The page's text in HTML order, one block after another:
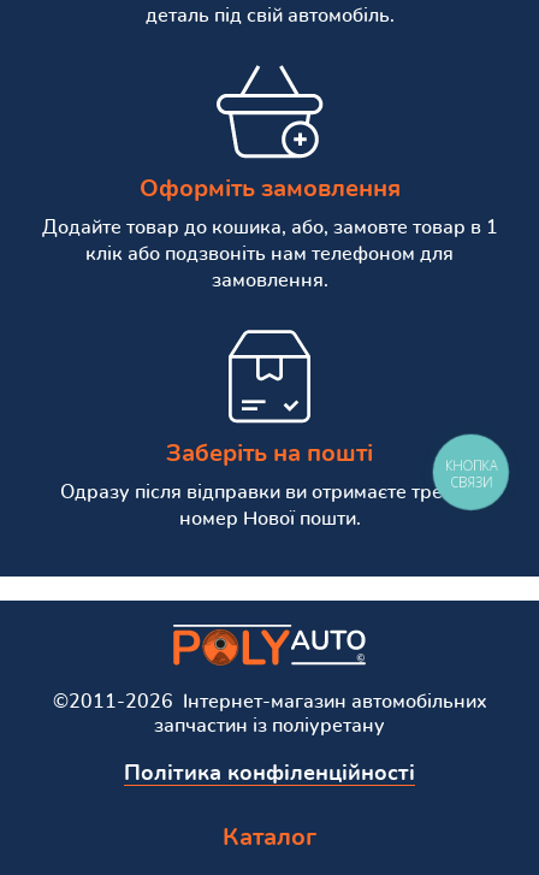
деталь під свій автомобіль.
Оформіть замовлення
Додайте товар до кошика, або, замовте товар в 1
клік або подзвоніть нам телефоном для
замовлення.
Заберіть на пошті
Одразу після відправки ви отримаєте трекінг
номер Нової пошти.
©2011-2026 Інтернет-магазин автомобільних
запчастин із поліуретану
Політика конфіленційності
Каталог
КНОПКА
СВЯЗИ